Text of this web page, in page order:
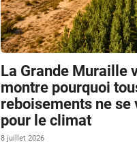
La Grande Muraille
montre pourquoi
reboisements ne se
pour le climat
8 juillet 2026